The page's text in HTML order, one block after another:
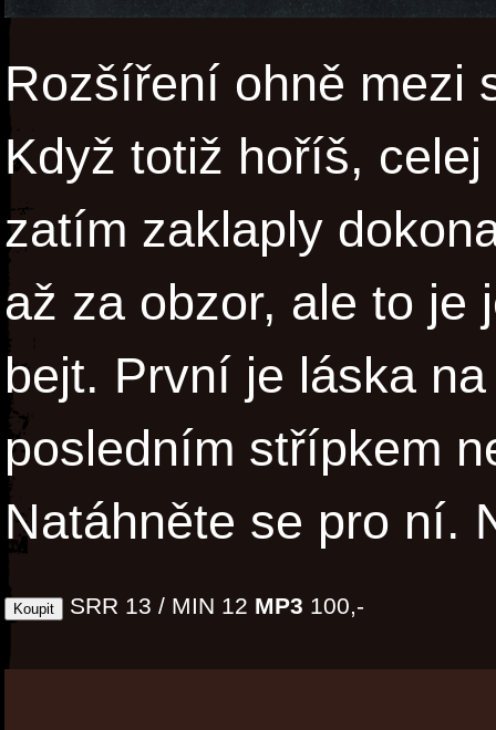
Rozšíření ohně mezi
Když totiž hoříš,
zatím zaklaply
až za obzor, ale to je
bejt. První je láska
posledním střípkem
Natáhněte se pro ní.
SRR 13 / MIN 12 MP3 100,-